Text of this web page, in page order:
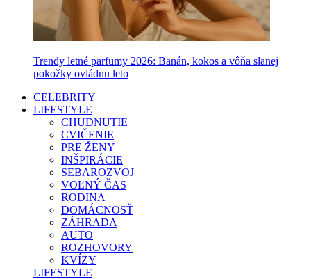
Trendy letné parfumy 2026: Banán, kokos a vôňa slanej
pokožky ovládnu leto
CELEBRITY
LIFESTYLE
CHUDNUTIE
CVIČENIE
PRE ŽENY
INŠPIRÁCIE
SEBAROZVOJ
VOĽNÝ ČAS
RODINA
DOMÁCNOSŤ
ZÁHRADA
AUTO
ROZHOVORY
KVÍZY
LIFESTYLE